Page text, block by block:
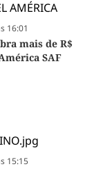
16:01
mais de R$
SAF
15:15